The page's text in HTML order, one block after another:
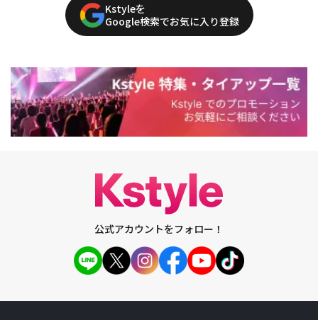
Kstyleを
Google検索でお気に入り登録
公式アカウントをフォロー！